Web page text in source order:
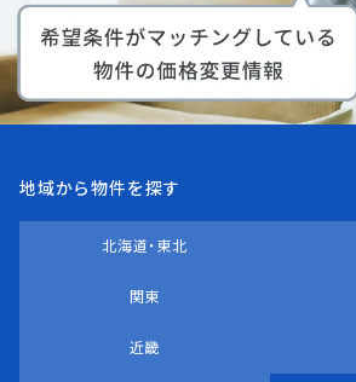
地域から物件を探す
北海道・東北
関東
近畿